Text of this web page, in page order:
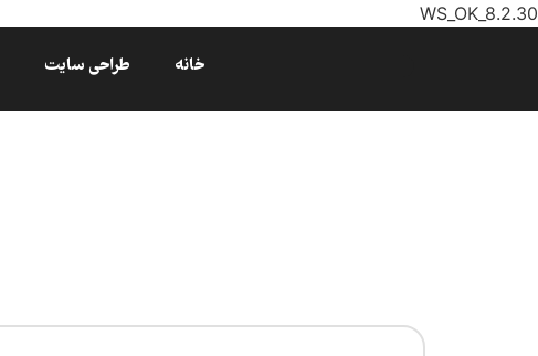
WS_OK_8.2.30
خانه طراحی سایت